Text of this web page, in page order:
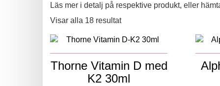
Läs mer i detalj på respektive produkt, eller
Visar alla 18 resultat
Thorne Vitamin D med
K2 30ml